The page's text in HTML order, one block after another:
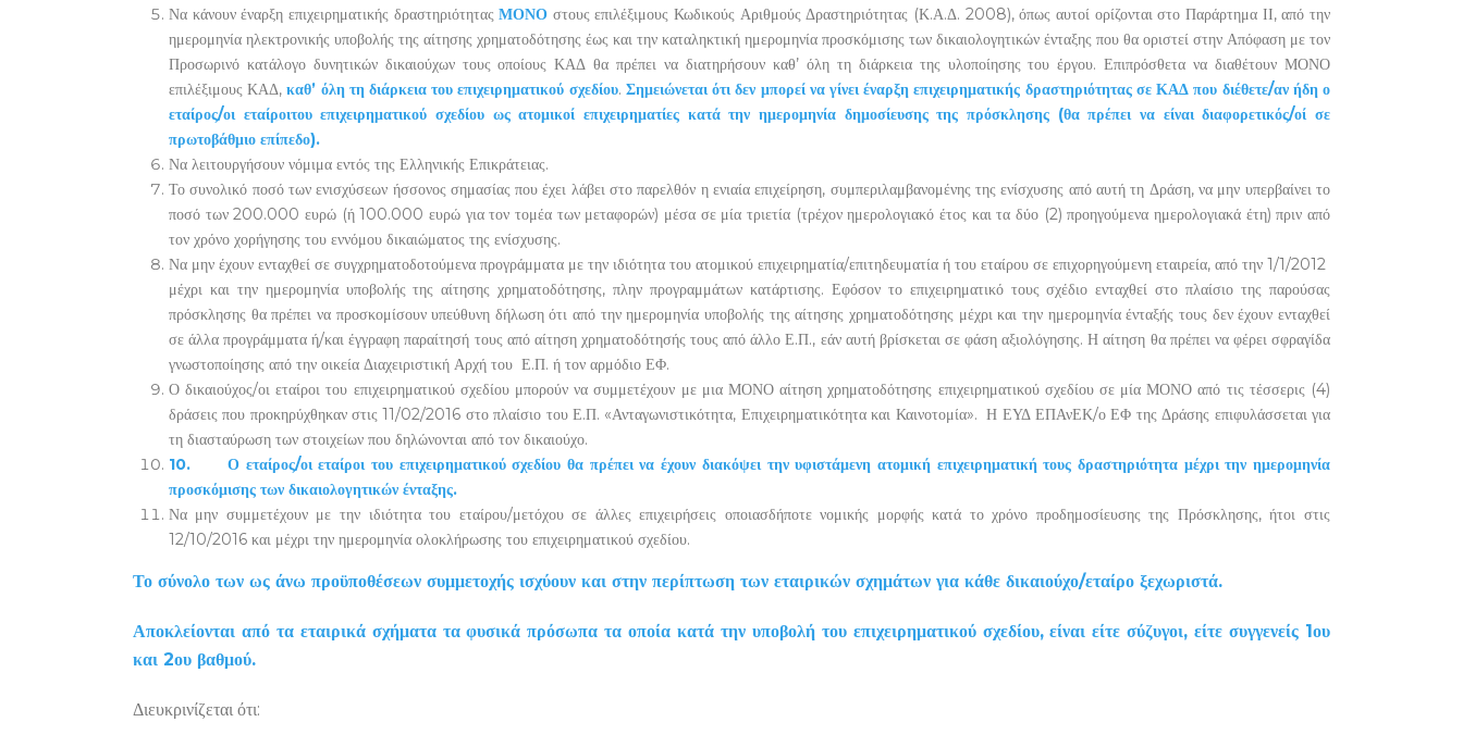
Να κάνουν έναρξη επιχειρηματικής δραστηριότηταςΜΟΝΟ στους επιλέξιμους Κωδικούς Αριθμούς Δραστηριότητας (Κ.Α.Δ. 2008), όπως αυτοί ορίζονται στο Παράρτημα ΙΙ, από την
ημερομηνία ηλεκτρονικής υποβολής της αίτησης χρηματοδότησης έως και την καταληκτική ημερομηνία προσκόμισης των δικαιολογητικών ένταξης που θα οριστεί στην Απόφαση με τον
Προσωρινό κατάλογο δυνητικών δικαιούχων τους οποίους ΚΑΔ θα πρέπει να διατηρήσουν καθ’ όλη τη διάρκεια της υλοποίησης του έργου. Επιπρόσθετα να διαθέτουν ΜΟΝΟ
επιλέξιμους ΚΑΔ,καθ’ όλη τη διάρκεια του επιχειρηματικού σχεδίου. Σημειώνεται ότι δεν μπορεί να γίνει έναρξη επιχειρηματικής δραστηριότητας σε ΚΑΔ που διέθετε/αν ήδη ο
εταίρος/οι εταίροιτου επιχειρηματικού σχεδίου ως ατομικοί επιχειρηματίες κατά την ημερομηνία δημοσίευσης της πρόσκλησης (θα πρέπει να είναι διαφορετικός/οί σε
πρωτοβάθμιο επίπεδο).
Να λειτουργήσουν νόμιμα εντός της Ελληνικής Επικράτειας.
Το συνολικό ποσό των ενισχύσεων ήσσονος σημασίας που έχει λάβει στο παρελθόν η ενιαία επιχείρηση, συμπεριλαμβανομένης της ενίσχυσης από αυτή τη Δράση, να μην υπερβαίνει το
ποσό των 200.000 ευρώ (ή 100.000 ευρώ για τον τομέα των μεταφορών) μέσα σε μία τριετία (τρέχον ημερολογιακό έτος και τα δύο (2) προηγούμενα ημερολογιακά έτη) πριν από
τον χρόνο χορήγησης του εννόμου δικαιώματος της ενίσχυσης.
Να μην έχουν ενταχθεί σε συγχρηματοδοτούμενα προγράμματα με την ιδιότητα του ατομικού επιχειρηματία/επιτηδευματία ή του εταίρου σε επιχορηγούμενη εταιρεία, από την 1/1/2012
μέχρι και την ημερομηνία υποβολής της αίτησης χρηματοδότησης, πλην προγραμμάτων κατάρτισης. Εφόσον το επιχειρηματικό τους σχέδιο ενταχθεί στο πλαίσιο της παρούσας
πρόσκλησης θα πρέπει να προσκομίσουν υπεύθυνη δήλωση ότι από την ημερομηνία υποβολής της αίτησης χρηματοδότησης μέχρι και την ημερομηνία ένταξής τους δεν έχουν ενταχθεί
σε άλλα προγράμματα ή/και έγγραφη παραίτησή τους από αίτηση χρηματοδότησής τους από άλλο Ε.Π., εάν αυτή βρίσκεται σε φάση αξιολόγησης. Η αίτηση θα πρέπει να φέρει σφραγίδα
γνωστοποίησης από την οικεία Διαχειριστική Αρχή του Ε.Π. ή τον αρμόδιο ΕΦ.
Ο δικαιούχος/οι εταίροι του επιχειρηματικού σχεδίου μπορούν να συμμετέχουν με μια ΜΟΝΟ αίτηση χρηματοδότησης επιχειρηματικού σχεδίου σε μία ΜΟΝΟ από τις τέσσερις (4)
δράσεις που προκηρύχθηκαν στις 11/02/2016 στο πλαίσιο του Ε.Π. «Ανταγωνιστικότητα, Επιχειρηματικότητα και Καινοτομία». Η ΕΥΔ ΕΠΑνΕΚ/ο ΕΦ της Δράσης επιφυλάσσεται για
τη διασταύρωση των στοιχείων που δηλώνονται από τον δικαιούχο.
10. Ο εταίρος/οι εταίροι του επιχειρηματικού σχεδίου θα πρέπει να έχουν διακόψει την υφιστάμενη ατομική επιχειρηματική τους δραστηριότητα μέχρι την ημερομηνία
προσκόμισης των δικαιολογητικών ένταξης.
Να μην συμμετέχουν με την ιδιότητα του εταίρου/μετόχου σε άλλες επιχειρήσεις οποιασδήποτε νομικής μορφής κατά το χρόνο προδημοσίευσης της Πρόσκλησης, ήτοι στις
12/10/2016 και μέχρι την ημερομηνία ολοκλήρωσης του επιχειρηματικού σχεδίου.
Το σύνολο των ως άνω προϋποθέσεων συμμετοχής ισχύουν και στην περίπτωση των εταιρικών σχημάτων για κάθε δικαιούχο/εταίρο ξεχωριστά.
Αποκλείονται από τα εταιρικά σχήματα τα φυσικά πρόσωπα τα οποία κατά την υποβολή του επιχειρηματικού σχεδίου, είναι είτε σύζυγοι, είτε συγγενείς 1ου
και 2ου βαθμού.
Διευκρινίζεται ότι: